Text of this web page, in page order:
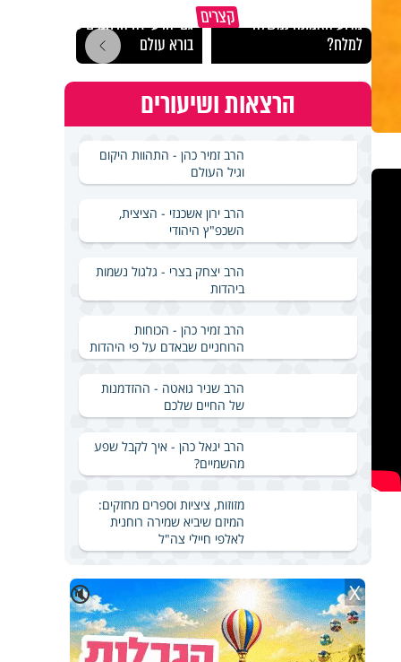
קצרים
מדוע האמונה נמשלה
למלח?
גם ׳הרע׳ זה הרחמים של
בורא עולם
הרצאות ושיעורים
הרב זמיר כהן - התהוות היקום
וגיל העולם
הרב ירון אשכנזי - הציצית,
השכפ"ץ היהודי
הרב יצחק בצרי - גלגול נשמות
ביהדות
הרב זמיר כהן - הכוחות
הרוחניים שבאדם על פי היהדות
הרב שניר גואטה - ההזדמנות
של החיים שלכם
הרב יגאל כהן - איך לקבל שפע
מהשמיים?
מזוזות, ציציות וספרים מחזקים:
המיזם שיביא שמירה רוחנית
לאלפי חיילי צה"ל
🔇 X